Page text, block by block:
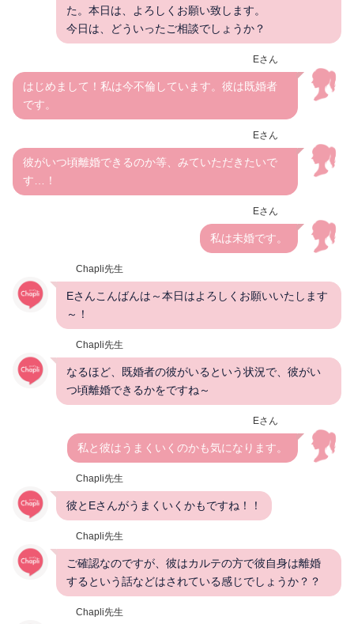
た。本日は、よろしくお願い致します。
今日は、どういったご相談でしょうか？
Eさん
はじめまして！私は今不倫しています。彼は既婚者
です。
Eさん
彼がいつ頃離婚できるのか等、みていただきたいで
す…！
Eさん
私は未婚です。
Chapli先生
Eさんこんばんは～本日はよろしくお願いいたします
～！
Chapli先生
なるほど、既婚者の彼がいるという状況で、彼がい
つ頃離婚できるかをですね～
Eさん
私と彼はうまくいくのかも気になります。
Chapli先生
彼とEさんがうまくいくかもですね！！
Chapli先生
ご確認なのですが、彼はカルテの方で彼自身は離婚
するという話などはされている感じでしょうか？？
Chapli先生